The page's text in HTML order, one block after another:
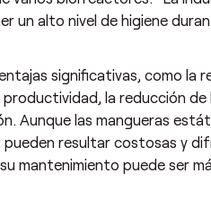
un alto nivel de higiene
significativas, como la
la reducción
Aunque las mangueras
pueden resultar costosas y
mantenimiento puede ser